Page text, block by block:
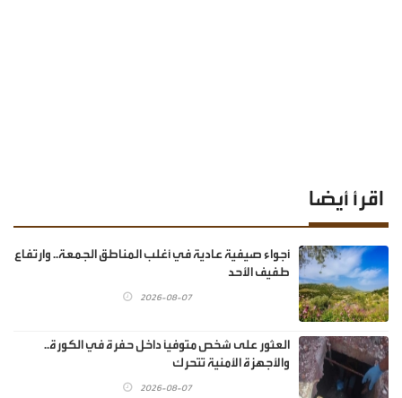
اقرأ أيضا
أجواء صيفية عادية في أغلب المناطق الجمعة.. وارتفاع
طفيف الأحد
2026-08-07
العثور على شخص متوفيًا داخل حفرة في الكورة..
والأجهزة الأمنية تتحرك
2026-08-07